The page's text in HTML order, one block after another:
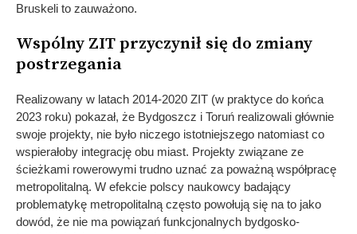
Bruskeli to zauważono.
Wspólny ZIT przyczynił się do zmiany
postrzegania
Realizowany w latach 2014-2020 ZIT (w praktyce do końca
2023 roku) pokazał, że Bydgoszcz i Toruń realizowali głównie
swoje projekty, nie było niczego istotniejszego natomiast co
wspierałoby integrację obu miast. Projekty związane ze
ścieżkami rowerowymi trudno uznać za poważną współpracę
metropolitalną. W efekcie polscy naukowcy badający
problematykę metropolitalną często powołują się na to jako
dowód, że nie ma powiązań funkcjonalnych bydgosko-